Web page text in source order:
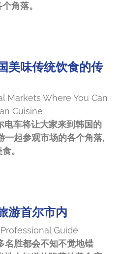
角落。
美味传统饮食的传
Markets Where You Can
Cuisine
电车将让大家来到韩国的
一起参观市场的各个角落,
。
游首尔市内
Guide
名胜都会不知不觉地错